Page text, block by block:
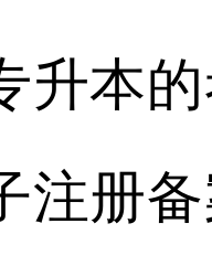
升本
注册